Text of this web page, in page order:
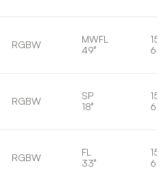
RGBW
MWFL
49°
RGBW
SP
18°
RGBW
FL
33°